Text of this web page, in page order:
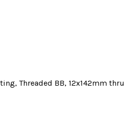
Threaded BB, 12x142mm